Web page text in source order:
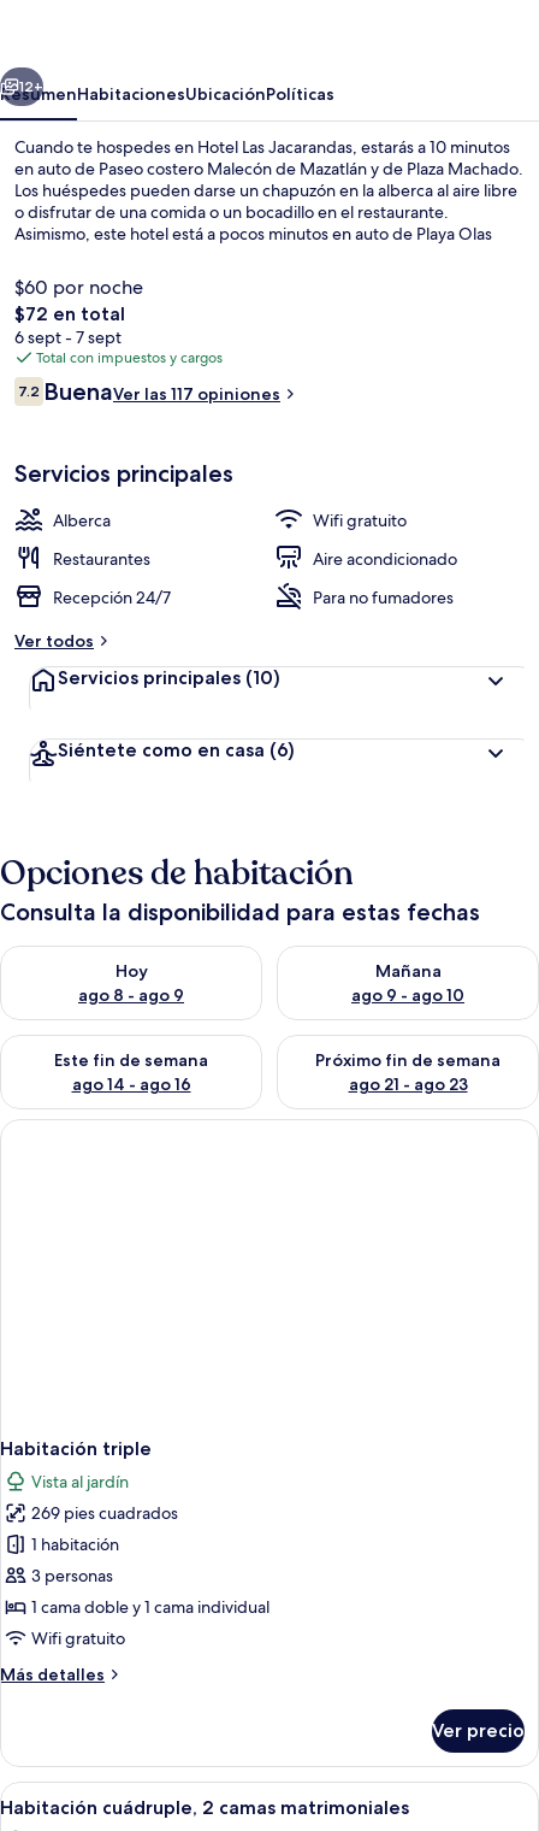
Siguiente
12+
ResumenHabitacionesUbicaciónPolíticas
Cuando te hospedes en Hotel Las Jacarandas, estarás a 10 minutos
en auto de Paseo costero Malecón de Mazatlán y de Plaza Machado.
Los huéspedes pueden darse un chapuzón en la alberca al aire libre
o disfrutar de una comida o un bocadillo en el restaurante.
Asimismo, este hotel está a pocos minutos en auto de Playa Olas
$60 por noche
El
precio
total
es
de
$72 en total
6 sept - 7 sept
Total con impuestos y cargos
Opiniones
7.27.2 de 10,
BuenaVer las 117 opiniones
Servicios principales
Alberca
Wifi gratuito
Restaurantes
Aire acondicionado
Recepción 24/7
Para no fumadores
Ver todos
Servicios principales (10)
Siéntete como en casa (6)
Opciones de habitación
Consulta la disponibilidad para estas fechas
Hoy
ago 8 - ago 9
Consulta la disponibilidad para hoy ago 8 - ago 9
Mañana
ago 9 - ago 10
Consulta la disponibilidad
Este fin de semana
ago 14 - ago 16
Consulta la disponibilidad para este fin de semana ago 14 -
Próximo fin de semana
ago 21 - ago 23
Consulta la disponibilidad
Habitación triple
Vista al jardín
269 pies cuadrados
1 habitación
3 personas
1 cama doble y 1 cama individual
Wifi gratuito
Más detalles
Más
triple
Ver precio
Abrir
todas
Habitación de hotel con dos camas,
5
Habitación cuádruple, 2 camas matrimoniales